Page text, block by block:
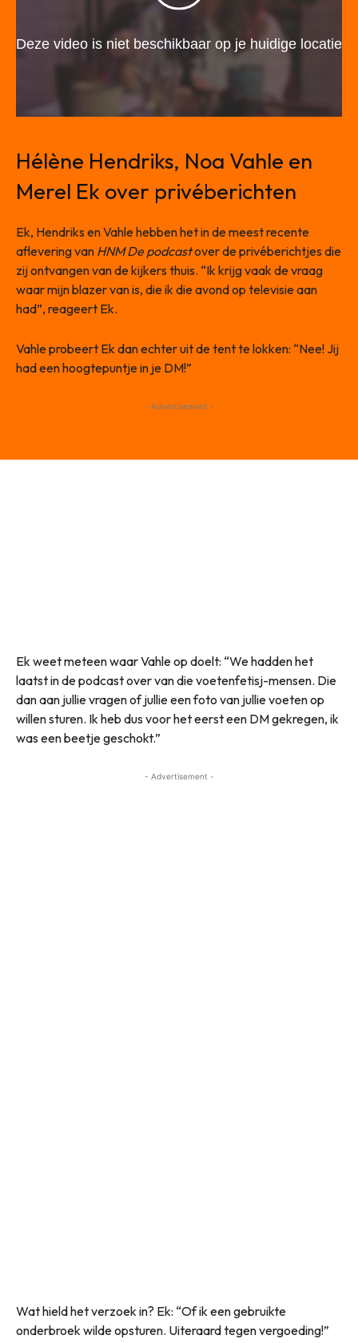
Hélène Hendriks, Noa Vahle en
Merel Ek over privéberichten
Ek, Hendriks en Vahle hebben het in de meest recente
aflevering van HNM De podcastover de privéberichtjes die
zij ontvangen van de kijkers thuis. “Ik krijg vaak de vraag
waar mijn blazer van is, die ik die avond op televisie aan
had”, reageert Ek.
Vahle probeert Ek dan echter uit de tent te lokken: “Nee! Jij
had een hoogtepuntje in je DM!”
- Advertisement -
Ek weet meteen waar Vahle op doelt: “We hadden het
laatst in de podcast over van die voetenfetisj-mensen. Die
dan aan jullie vragen of jullie een foto van jullie voeten op
willen sturen. Ik heb dus voor het eerst een DM gekregen, ik
was een beetje geschokt.”
- Advertisement -
Wat hield het verzoek in? Ek: “Of ik een gebruikte
onderbroek wilde opsturen. Uiteraard tegen vergoeding!”